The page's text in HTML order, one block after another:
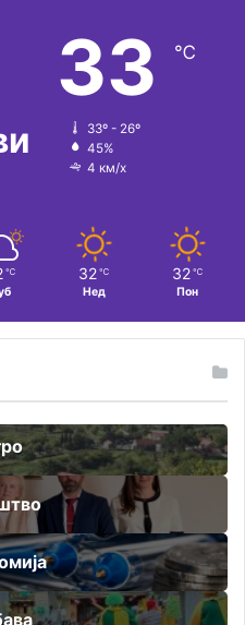
33 ℃
33º - 26º
45%
4 км/х
℃ 32 ℃
Нед
32 ℃
Пон